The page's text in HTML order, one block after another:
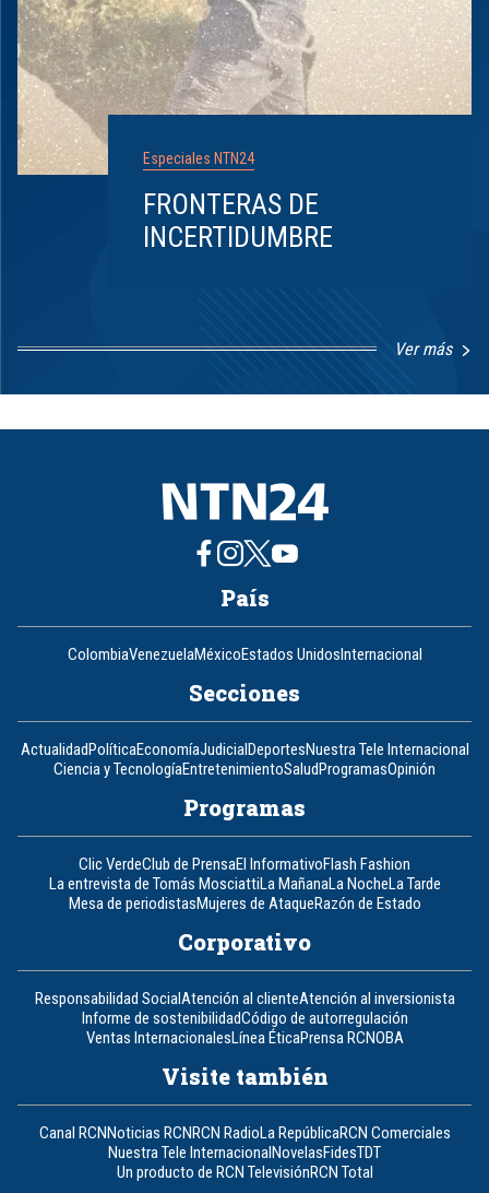
Especiales NTN24
FRONTERAS DE
INCERTIDUMBRE
Ver más
8
País
ColombiaVenezuelaMéxicoEstados UnidosInternacional
Secciones
ActualidadPolíticaEconomíaJudicialDeportesNuestra Tele Internacional
Ciencia y TecnologíaEntretenimientoSaludProgramasOpinión
Programas
Clic VerdeClub de PrensaEl InformativoFlash Fashion
La entrevista de Tomás MosciattiLa MañanaLa NocheLa Tarde
Mesa de periodistasMujeres de AtaqueRazón de Estado
Corporativo
Responsabilidad SocialAtención al clienteAtención al inversionista
Informe de sostenibilidadCódigo de autorregulación
Ventas InternacionalesLínea ÉticaPrensa RCNOBA
Visite también
Canal RCNNoticias RCNRCN RadioLa RepúblicaRCN Comerciales
Nuestra Tele InternacionalNovelasFidesTDT
Un producto de RCN TelevisiónRCN Total